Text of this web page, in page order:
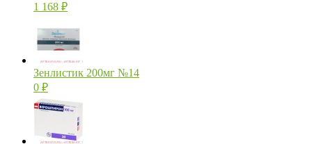
1 168 ₽
Зенлистик 200мг №14
0 ₽